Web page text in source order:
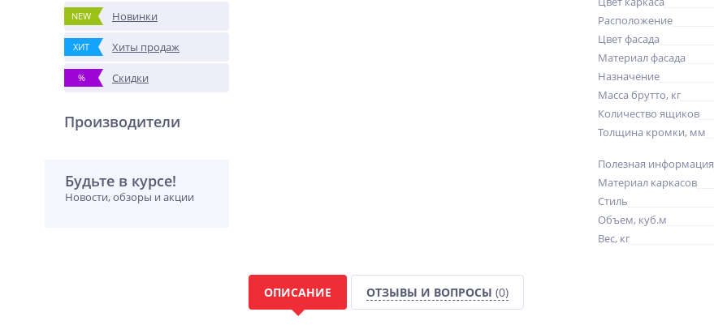
NEW Новинки
ХИТ Хиты продаж
% Скидки
Производители
Будьте в курсе!
Новости, обзоры и акции
Расположение
Цвет фасада
Материал фасада
Назначение
Масса брутто, кг
Количество ящиков
Толщина кромки, мм
Полезная информация
Материал каркасов
Стиль
Объем, куб.м
Вес, кг
ОПИСАНИЕ ОТЗЫВЫ И ВОПРОСЫ (0)